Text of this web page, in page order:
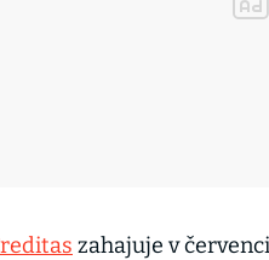
zahajuje v